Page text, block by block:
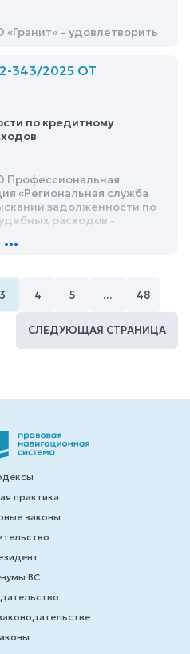
– удовлетворить
343/2025 ОТ
по кредитному
Профессиональная
«Региональная служба
задолженности по
расходов -
...
3 4 5 … 48
СЛЕДУЮЩАЯ СТРАНИЦА
практика
законы
ВС